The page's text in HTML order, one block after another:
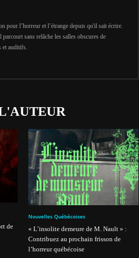
pour l’horreur et l’étrange depuis qu'il sait écrire.
sans relâche les salles obscures de
et auditifs.
de
Nouvelles Québécoises
« L’insolite demeure de M. Nault » :
Contribuez au prochain frisson de
l’horreur québécoise